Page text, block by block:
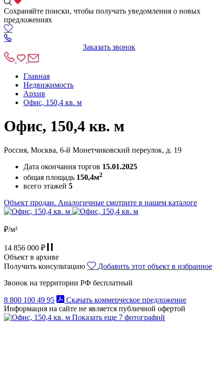
Сохраняйте поиски, чтобы получать уведомления о новых
предложениях
Заказать звонок
Главная
Недвижимость
Архив
Офис, 150,4 кв. м
Офис, 150,4 кв. м
Россия, Москва, 6-й Монетчиковский переулок, д. 19
Дата окончания торгов 15.01.2025
общая площадь 150,4м2
всего этажей 5
Объект продан. Аналогичные смотрите в нашем каталоге
₽/м²
14 856 000 ₽
Объект в архиве
Получить консультацию
Добавить этот объект в избранное
Звонок на территории РФ бесплатный
8 800 100 49 95
Скачать коммерческое предложение
Информация на сайте не является публичной офертой
Показать еще 7 фотографий